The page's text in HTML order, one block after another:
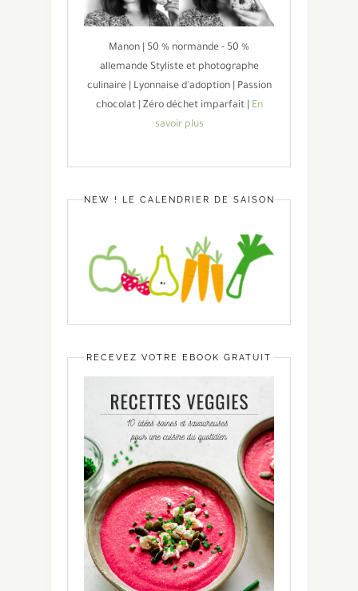
Manon | 50 % normande - 50 %
allemande Styliste et photographe
culinaire | Lyonnaise d'adoption | Passion
chocolat | Zéro déchet imparfait |
En
savoir plus
NEW ! LE CALENDRIER DE SAISON
RECEVEZ VOTRE EBOOK GRATUIT